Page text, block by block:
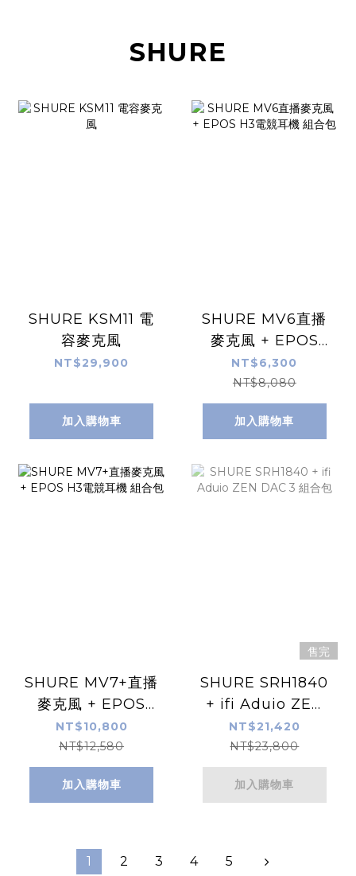
SHURE
SHURE KSM11 電
容麥克風
NT$29,900
加入購物車
SHURE MV6直播
麥克風 + EPOS
H3電競耳機 組合包
NT$6,300
NT$8,080
加入購物車
SHURE MV7+直播
麥克風 + EPOS
H3電競耳機 組合包
NT$10,800
NT$12,580
加入購物車
售完
SHURE SRH1840
+ ifi Aduio ZEN
DAC 3 組合包
NT$21,420
NT$23,800
加入購物車
1 2 3 4 5